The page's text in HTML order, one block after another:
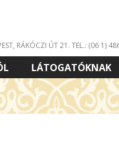
RÁKÓCZI ÚT 21. TEL.: (06 1)
LÁTOGATÓKNAK